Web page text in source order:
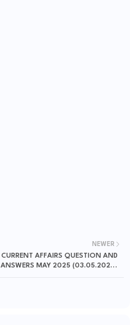
NEWER
CURRENT AFFAIRS QUESTION AND
ANSWERS MAY 2025 (03.05.2025-